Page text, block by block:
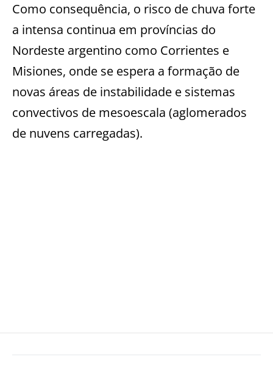
Como consequência, o risco de chuva forte
a intensa continua em províncias do
Nordeste argentino como Corrientes e
Misiones, onde se espera a formação de
novas áreas de instabilidade e sistemas
convectivos de mesoescala (aglomerados
de nuvens carregadas).